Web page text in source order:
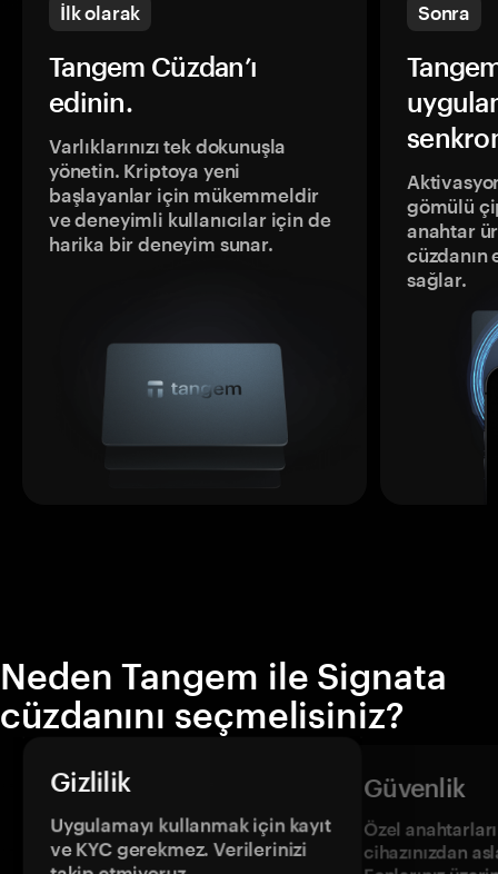
İlk olarak
Tangem Cüzdan’ı
edinin.
Varlıklarınızı tek dokunuşla
yönetin. Kriptoya yeni
başlayanlar için mükemmeldir
ve deneyimli kullanıcılar için de
harika bir deneyim sunar.
Sonra
gömülü
anahtar
sağlar.
Neden Tangem ile Signata
cüzdanını seçmelisiniz?
Gizlilik
Uygulamayı kullanmak için kayıt
ve KYC gerekmez. Verilerinizi
Güvenlik
Özel
cihazınızdan